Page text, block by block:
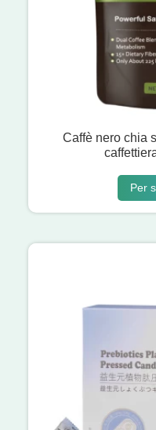
Caffè nero chia
Per